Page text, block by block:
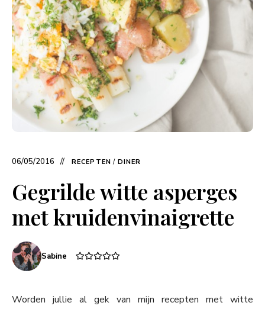
06/05/2016 RECEPTEN / DINER
Gegrilde witte asperges
met kruidenvinaigrette
Sabine
Worden jullie al gek van mijn recepten met witte